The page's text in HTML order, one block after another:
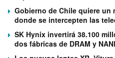
Gobierno de Chile quiere
donde se intercepten las
SK Hynix invertirá 38.100
dos fábricas de DRAM y